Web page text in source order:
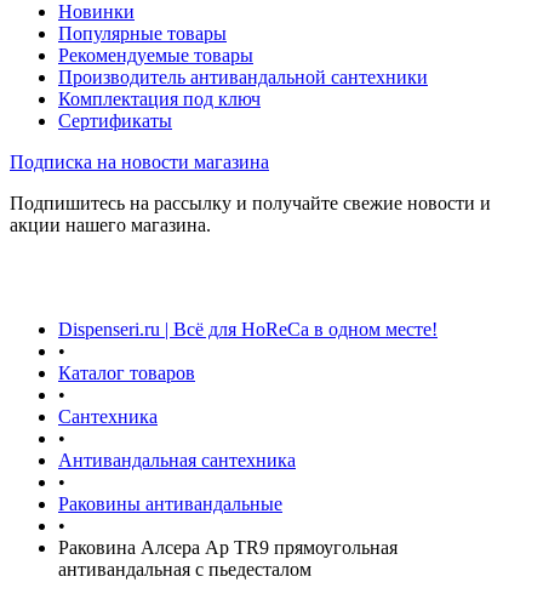
Новинки
Популярные товары
Рекомендуемые товары
Производитель антивандальной сантехники
Комплектация под ключ
Сертификаты
Подписка на новости магазина
Подпишитесь на рассылку и получайте свежие новости и
акции нашего магазина.
Dispenseri.ru | Всё для HoReCa в одном месте!
•
Каталог товаров
•
Сантехника
•
Антивандальная сантехника
•
Раковины антивандальные
•
Раковина Алсера Ap TR9 прямоугольная
антивандальная с пьедесталом